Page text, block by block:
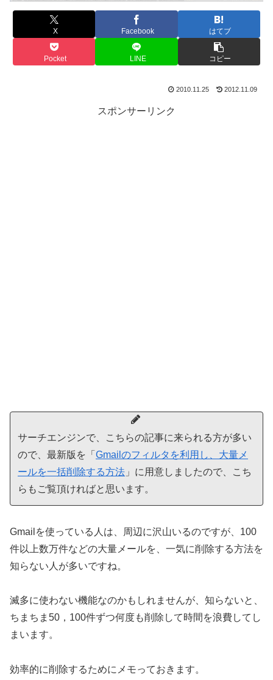
X Facebook はてブ
Pocket LINE コピー
2010.11.25 2012.11.09
スポンサーリンク
サーチエンジンで、こちらの記事に来られる方が多い
ので、最新版を「 Gmailのフィルタを利用し、大量メ
ールを一括削除する方法 」に用意しましたので、こち
らもご覧頂ければと思います。
Gmailを使っている人は、周辺に沢山いるのですが、100
件以上数万件などの大量メールを、一気に削除する方法を
知らない人が多いですね。
滅多に使わない機能なのかもしれませんが、知らないと、
ちまちま50，100件ずつ何度も削除して時間を浪費してし
まいます。
効率的に削除するためにメモっておきます。